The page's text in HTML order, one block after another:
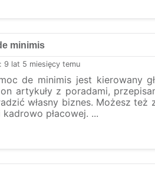
minimis
9 lat 5 miesięcy temu
de minimis jest kierowany
artykuły z poradami,
własny biznes. Możesz
płacowej. ...